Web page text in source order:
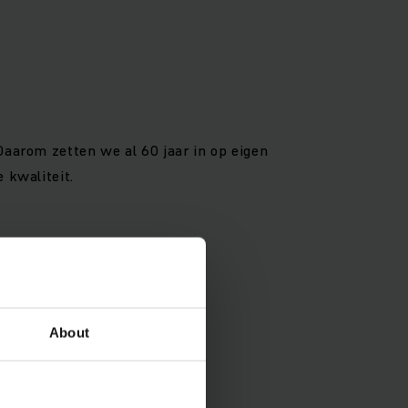
About
zetten we al 60 jaar in op eigen
kwaliteit.